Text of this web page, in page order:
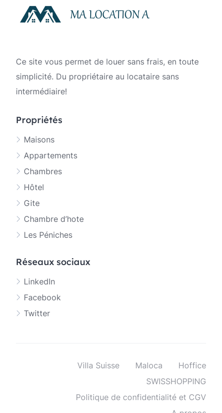
Ce site vous permet de louer sans frais, en toute
simplicité. Du propriétaire au locataire sans
intermédiaire!
Propriétés
Maisons
Appartements
Chambres
Hôtel
Gite
Chambre d’hote
Les Péniches
Réseaux sociaux
LinkedIn
Facebook
Twitter
Villa Suisse Maloca
Hoffice
SWISSHOPPING
Politique de confidentialité et CGV